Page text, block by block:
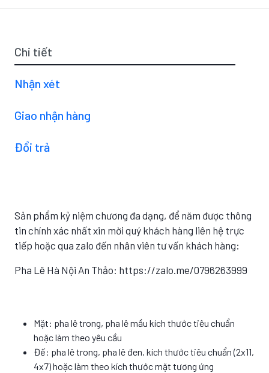
Chi tiết
Nhận xét
Giao nhận hàng
Đổi trả
Sản phẩm kỷ niệm chương đa dạng, để năm được thông
tin chính xác nhất xin mời quý khách hàng liên hệ trực
tiếp hoặc qua zalo đến nhân viên tư vấn khách hàng:
Pha Lê Hà Nội An Thảo: https://zalo.me/0796263999
Mặt: pha lê trong, pha lê mầu kích thước tiêu chuẩn
hoặc làm theo yêu cầu
Đế: pha lê trong, pha lê đen, kích thước tiêu chuẩn (2x11,
4x7) hoặc làm theo kích thước mặt tương ứng